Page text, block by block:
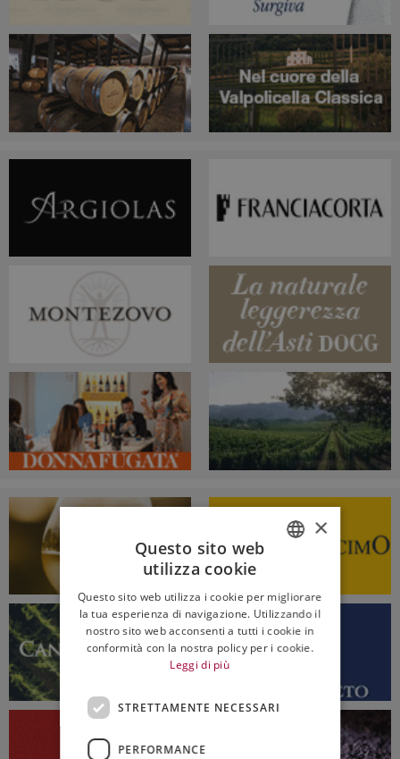
ENGLISH
×
Questo sito web
utilizza cookie
Questo sito web utilizza i cookie per migliorare
la tua esperienza di navigazione. Utilizzando il
nostro sito web acconsenti a tutti i cookie in
conformità con la nostra policy per i cookie.
Leggi di più
STRETTAMENTE NECESSARI
PERFORMANCE